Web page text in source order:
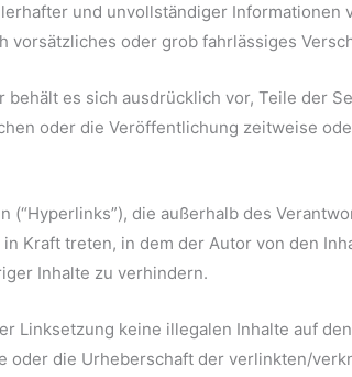
und unvollständiger Informationen
oder grob fahrlässiges
es sich ausdrücklich vor, Teile der
oder die Veröffentlichung zeitweise
die außerhalb des
Kraft treten, in dem der Autor von den
Inhalte zu verhindern.
Linksetzung keine illegalen Inhalte auf
oder die Urheberschaft der verlinkten/